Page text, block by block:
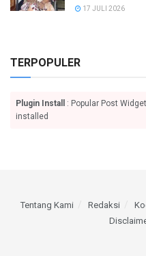
17 JULI 2026
TERPOPULER
Plugin Install
: Popular Post
installed
Tentang Kami Redaksi